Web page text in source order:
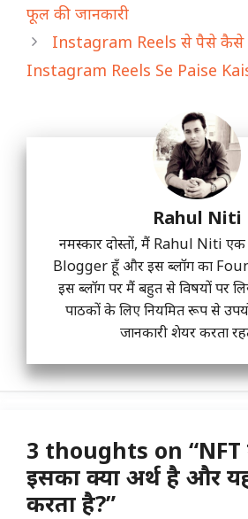
फूल की जानकारी
Instagram Reels से पैसे कैसे
Instagram Reels Se Paise
Rahul Niti
नमस्कार दोस्तों, मैं Rahul Niti
Blogger हूँ और इस ब्लॉग का
इस ब्लॉग पर मैं बहुत से विषयों पर
पाठकों के लिए नियमित रूप से
जानकारी शेयर करता
3 thoughts on “NFT
इसका क्या अर्थ है और
करता है?”